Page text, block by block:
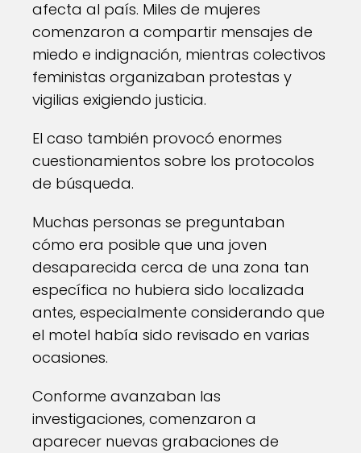
afecta al país. Miles de mujeres
comenzaron a compartir mensajes de
miedo e indignación, mientras colectivos
feministas organizaban protestas y
vigilias exigiendo justicia.
El caso también provocó enormes
cuestionamientos sobre los protocolos
de búsqueda.
Muchas personas se preguntaban
cómo era posible que una joven
desaparecida cerca de una zona tan
específica no hubiera sido localizada
antes, especialmente considerando que
el motel había sido revisado en varias
ocasiones.
Conforme avanzaban las
investigaciones, comenzaron a
aparecer nuevas grabaciones de